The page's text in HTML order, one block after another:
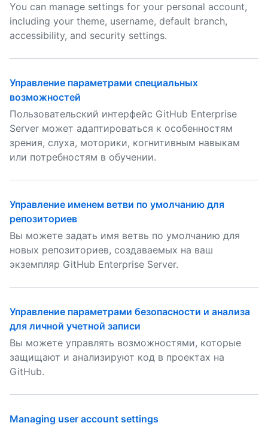
You can manage settings for your personal account,
including your theme, username, default branch,
accessibility, and security settings.
Управление параметрами специальных
возможностей
Пользовательский интерфейс GitHub Enterprise
Server может адаптироваться к особенностям
зрения, слуха, моторики, когнитивным навыкам
или потребностям в обучении.
Управление именем ветви по умолчанию для
репозиториев
Вы можете задать имя ветвь по умолчанию для
новых репозиториев, создаваемых на ваш
экземпляр GitHub Enterprise Server.
Управление параметрами безопасности и анализа
для личной учетной записи
Вы можете управлять возможностями, которые
защищают и анализируют код в проектах на
GitHub.
Managing user account settings